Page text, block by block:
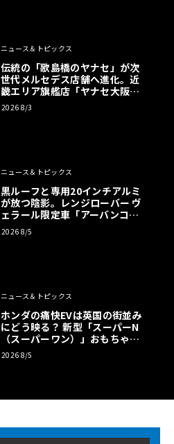
ニュース＆トピックス
伝統の「歌島橋のヤナセ」が次
世代メルセデス店舗へ進化。近
畿エリア旗艦店「ヤナセ大阪支
店」がリニューアル
2026 8/3
ニュース＆トピックス
黒ルーフと専用20インチアルミ
が放つ陰影。レンジローバー ヴ
ェラール限定車「アーバンコン
トラスト・エディション」登場
2026 8/5
ニュース＆トピックス
ホンダの痛快EVは英国の街並み
にどう映る？ 新型「スーパーN
（スーパーワン）」おもちゃ箱
ツアーの全貌
2026 8/5